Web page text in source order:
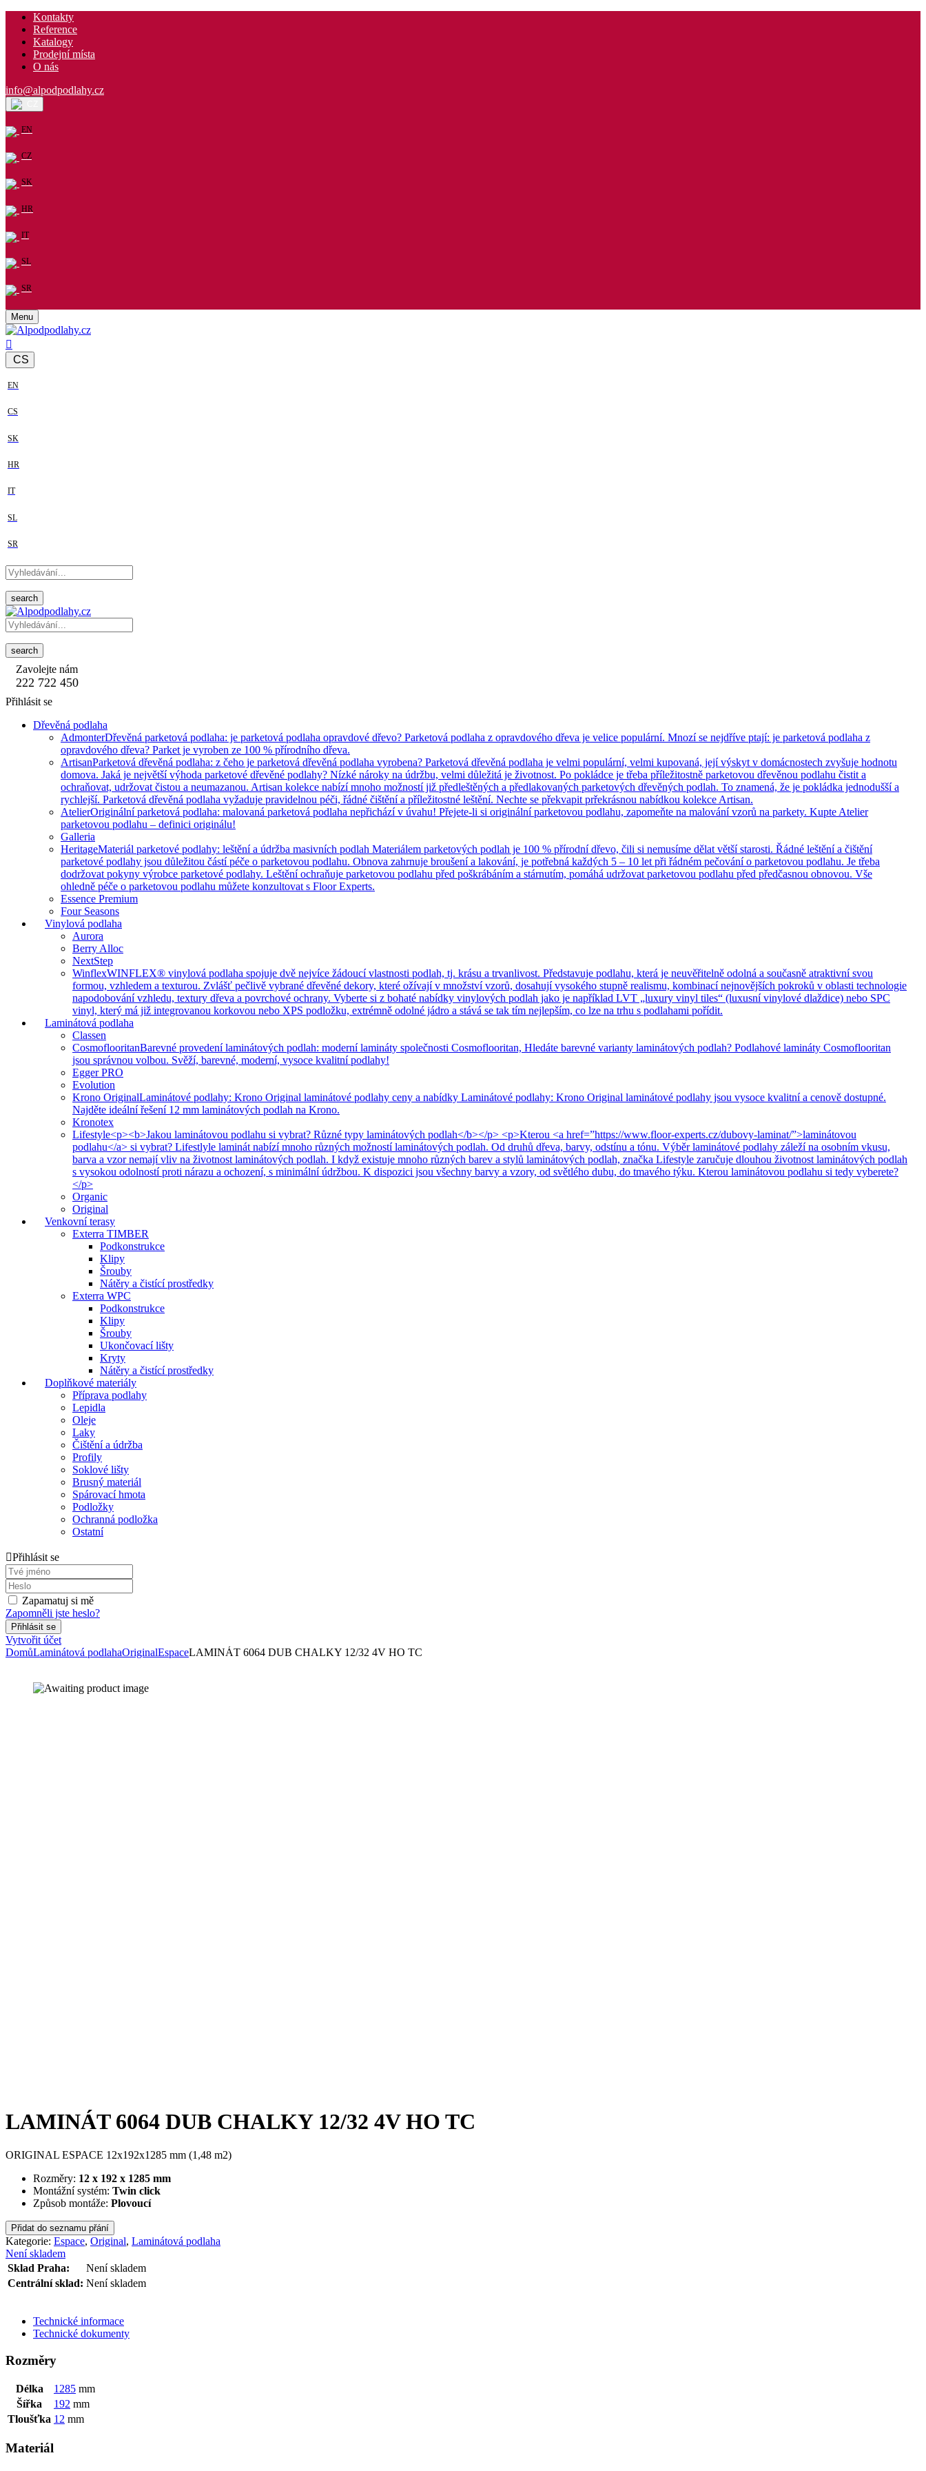
Kontakty
Reference
Katalogy
Prodejní místa
O nás
info@alpodpodlahy.cz
EN
CZ
SK
HR
IT
SL
SR
Menu
CS
EN
CS
SK
HR
IT
SL
SR
search
search
Zavolejte nám
222 722 450
Přihlásit se
Dřevěná podlaha
AdmonterDřevěná parketová podlaha: je parketová podlaha opravdové dřevo? Parketová podlaha z opravdového dřeva je velice populární. Mnozí se nejdříve ptají: je parketová podlaha z
opravdového dřeva? Parket je vyroben ze 100 % přírodního dřeva.
ArtisanParketová dřevěná podlaha: z čeho je parketová dřevěná podlaha vyrobena? Parketová dřevěná podlaha je velmi populární, velmi kupovaná, její výskyt v domácnostech zvyšuje hodnotu
domova. Jaká je největší výhoda parketové dřevěné podlahy? Nízké nároky na údržbu, velmi důležitá je životnost. Po pokládce je třeba příležitostně parketovou dřevěnou podlahu čistit a
ochraňovat, udržovat čistou a neumazanou. Artisan kolekce nabízí mnoho možností již předleštěných a předlakovaných parketových dřevěných podlah. To znamená, že je pokládka jednodušší a
rychlejší. Parketová dřevěná podlaha vyžaduje pravidelnou péči, řádné čištění a příležitostné leštění. Nechte se překvapit prřekrásnou nabídkou kolekce Artisan.
AtelierOriginální parketová podlaha: malovaná parketová podlaha nepřichází v úvahu! Přejete-li si originální parketovou podlahu, zapomeňte na malování vzorů na parkety. Kupte Atelier
parketovou podlahu – definici originálu!
Galleria
HeritageMateriál parketové podlahy: leštění a údržba masivních podlah Materiálem parketových podlah je 100 % přírodní dřevo, čili si nemusíme dělat větší starosti. Řádné leštění a čištění
parketové podlahy jsou důležitou částí péče o parketovou podlahu. Obnova zahrnuje broušení a lakování, je potřebná každých 5 – 10 let při řádném pečování o parketovou podlahu. Je třeba
dodržovat pokyny výrobce parketové podlahy. Leštění ochraňuje parketovou podlahu před poškrábáním a stárnutím, pomáhá udržovat parketovou podlahu před předčasnou obnovou. Vše
ohledně péče o parketovou podlahu můžete konzultovat s Floor Experts.
Essence Premium
Four Seasons
Vinylová podlaha
Aurora
Berry Alloc
NextStep
WinflexWINFLEX® vinylová podlaha spojuje dvě nejvíce žádoucí vlastnosti podlah, tj. krásu a trvanlivost. Představuje podlahu, která je neuvěřitelně odolná a současně atraktivní svou
formou, vzhledem a texturou. Zvlášť pečlivě vybrané dřevěné dekory, které ožívají v množství vzorů, dosahují vysokého stupně realismu, kombinací nejnovějších pokroků v oblasti technologie
napodobování vzhledu, textury dřeva a povrchové ochrany. Vyberte si z bohaté nabídky vinylových podlah jako je například LVT „luxury vinyl tiles“ (luxusní vinylové dlaždice) nebo SPC
vinyl, který má již integrovanou korkovou nebo XPS podložku, extrémně odolné jádro a stává se tak tím nejlepším, co lze na trhu s podlahami pořídit.
Laminátová podlaha
Classen
CosmoflooritanBarevné provedení laminátových podlah: moderní lamináty společnosti Cosmoflooritan, Hledáte barevné varianty laminátových podlah? Podlahové lamináty Cosmoflooritan
jsou správnou volbou. Svěží, barevné, moderní, vysoce kvalitní podlahy!
Egger PRO
Evolution
Krono OriginalLaminátové podlahy: Krono Original laminátové podlahy ceny a nabídky Laminátové podlahy: Krono Original laminátové podlahy jsou vysoce kvalitní a cenově dostupné.
Najděte ideální řešení 12 mm laminátových podlah na Krono.
Kronotex
Lifestyle<p><b>Jakou laminátovou podlahu si vybrat? Různé typy laminátových podlah</b></p> <p>Kterou <a href=”https://www.floor-experts.cz/dubovy-laminat/”>laminátovou
podlahu</a> si vybrat? Lifestlyle laminát nabízí mnoho různých možností laminátových podlah. Od druhů dřeva, barvy, odstínu a tónu. Výběr laminátové podlahy záleží na osobním vkusu,
barva a vzor nemají vliv na životnost laminátových podlah. I když existuje mnoho různých barev a stylů laminátových podlah, značka Lifestyle zaručuje dlouhou životnost laminátových podlah
s vysokou odolností proti nárazu a ochození, s minimální údržbou. K dispozici jsou všechny barvy a vzory, od světlého dubu, do tmavého týku. Kterou laminátovou podlahu si tedy vyberete?
</p>
Organic
Original
Venkovní terasy
Exterra TIMBER
Podkonstrukce
Klipy
Šrouby
Nátěry a čistící prostředky
Exterra WPC
Podkonstrukce
Klipy
Šrouby
Ukončovací lišty
Kryty
Nátěry a čistící prostředky
Doplňkové materiály
Příprava podlahy
Lepidla
Oleje
Laky
Čištění a údržba
Profily
Soklové lišty
Brusný materiál
Spárovací hmota
Podložky
Ochranná podložka
Ostatní
Přihlásit se
Zapamatuj si mě
Zapomněli jste heslo?
Vytvořit účet
DomůLaminátová podlahaOriginalEspaceLAMINÁT 6064 DUB CHALKY 12/32 4V HO TC
LAMINÁT 6064 DUB CHALKY 12/32 4V HO TC
ORIGINAL ESPACE 12x192x1285 mm (1,48 m2)
Rozměry: 12 x 192 x 1285 mm
Montážní systém: Twin click
Způsob montáže: Plovoucí
Přidat do seznamu přání
Kategorie: Espace, Original, Laminátová podlaha
Není skladem
Sklad Praha:
Není skladem
Centrální sklad: Není skladem
Technické informace
Technické dokumenty
Rozměry
Délka 1285 mm
Šířka
192 mm
Tloušťka 12 mm
Materiál